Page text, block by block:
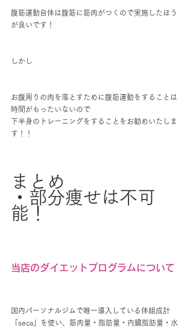
腹筋運動自体は腹筋に筋肉がつくので実施したほう
が良いです！
しかし
お腹周りの肉を落とすために腹筋運動をすることは
時間がもったいないので
下半身のトレーニングをすることをお勧めいたしま
す！！
まとめ
・部分痩せは不可
能！
当店のダイエットプログラムについて
国内パーソナルジムで唯一導入している体組成計
「seca」を使い、筋肉量・脂肪量・内臓脂肪量・水